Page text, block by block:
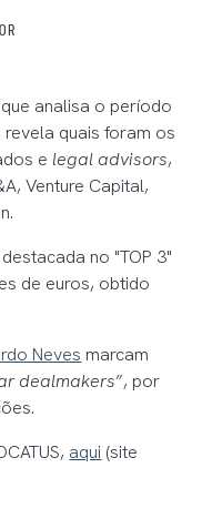
analisa o período
quais foram os
e legal advisors,
Venture Capital,
no "TOP 3"
de euros, obtido
Neves marcam
dealmakers”, por
aqui (site